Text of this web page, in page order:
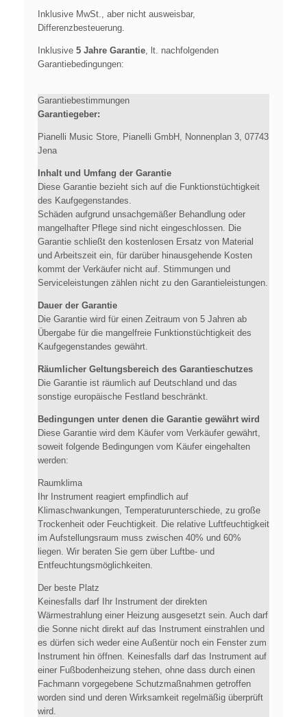
Inklusive MwSt., aber nicht ausweisbar,
Differenzbesteuerung.
Inklusive 5 Jahre Garantie, lt. nachfolgenden
Garantiebedingungen:
Garantiebestimmungen
Garantiegeber:
Pianelli Music Store, Pianelli GmbH, Nonnenplan 3, 07743
Jena
Inhalt und Umfang der Garantie
Diese Garantie bezieht sich auf die Funktionstüchtigkeit
des Kaufgegenstandes.
Schäden aufgrund unsachgemäßer Behandlung oder
mangelhafter Pflege sind nicht eingeschlossen. Die
Garantie schließt den kostenlosen Ersatz von Material
und Arbeitszeit ein, für darüber hinausgehende Kosten
kommt der Verkäufer nicht auf. Stimmungen und
Serviceleistungen zählen nicht zu den Garantieleistungen.
Dauer der Garantie
Die Garantie wird für einen Zeitraum von 5 Jahren ab
Übergabe für die mangelfreie Funktionstüchtigkeit des
Kaufgegenstandes gewährt.
Räumlicher Geltungsbereich des Garantieschutzes
Die Garantie ist räumlich auf Deutschland und das
sonstige europäische Festland beschränkt.
Bedingungen unter denen die Garantie gewährt wird
Diese Garantie wird dem Käufer vom Verkäufer gewährt,
soweit folgende Bedingungen vom Käufer eingehalten
werden:
Raumklima
Ihr Instrument reagiert empfindlich auf
Klimaschwankungen, Temperaturunterschiede, zu große
Trockenheit oder Feuchtigkeit. Die relative Luftfeuchtigkeit
im Aufstellungsraum muss zwischen 40% und 60%
liegen. Wir beraten Sie gern über Luftbe- und
Entfeuchtungsmöglichkeiten.
Der beste Platz
Keinesfalls darf Ihr Instrument der direkten
Wärmestrahlung einer Heizung ausgesetzt sein. Auch darf
die Sonne nicht direkt auf das Instrument einstrahlen und
es dürfen sich weder eine Außentür noch ein Fenster zum
Instrument hin öffnen. Keinesfalls darf das Instrument auf
einer Fußbodenheizung stehen, ohne dass durch einen
Fachmann vorgegebene Schutzmaßnahmen getroffen
worden sind und deren Wirksamkeit regelmäßig überprüft
wird.